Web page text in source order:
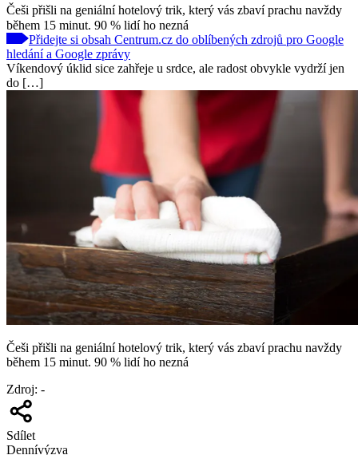
Češi přišli na geniální hotelový trik, který vás zbaví prachu navždy
během 15 minut. 90 % lidí ho nezná
Přidejte si obsah Centrum.cz do oblíbených zdrojů pro Google
hledání a Google zprávy
Víkendový úklid sice zahřeje u srdce, ale radost obvykle vydrží jen
do […]
Češi přišli na geniální hotelový trik, který vás zbaví prachu navždy
během 15 minut. 90 % lidí ho nezná
Zdroj: -
Sdílet
Dennívýzva